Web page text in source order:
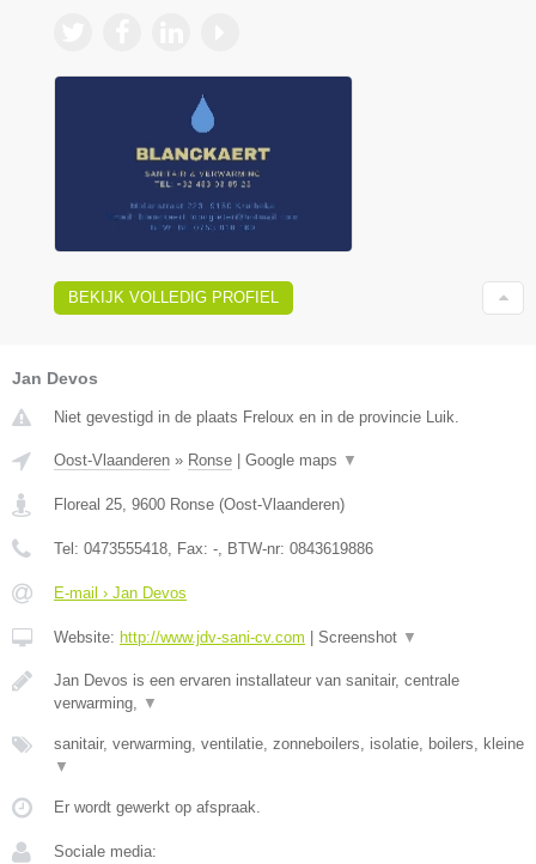
BEKIJK VOLLEDIG PROFIEL
Jan Devos
Niet gevestigd in de plaats Freloux en in de provincie Luik.
Oost-Vlaanderen » Ronse Google maps ▼
Floreal 25 9600 Ronse (Oost-Vlaanderen)
Tel: 0473555418 , Fax: - , BTW-nr: 0843619886
E-mail › Jan Devos
Website: http://www.jdv-sani-cv.com Screenshot ▼
Jan Devos is een ervaren installateur van sanitair, centrale
verwarming,
▼
sanitair, verwarming, ventilatie, zonneboilers, isolatie, boilers, kleine
▼
Er wordt gewerkt op afspraak.
Sociale media: